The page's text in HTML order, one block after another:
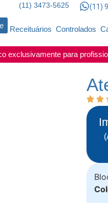
(11) 3473-5625 (11)
Receituários Controlados
exclusivamente para